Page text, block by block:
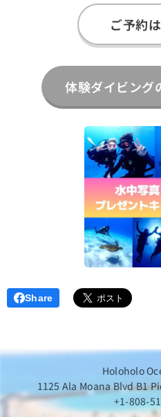
ご予約
体験ダイビング
Share
Holoholo
1125 Ala Moana Blvd B1
+1-808-